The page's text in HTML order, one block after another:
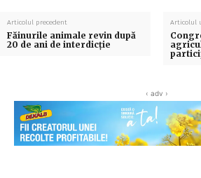
Articolul precedent
Făinurile animale revin după
20 de ani de interdicţie
Articolul
‹ adv ›